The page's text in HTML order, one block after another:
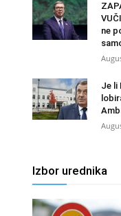
ne
Je li
Izbor urednika